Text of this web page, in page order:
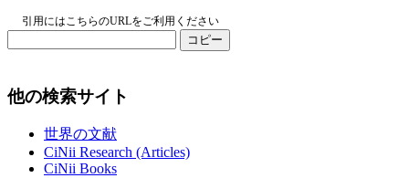
引用にはこちらのURLをご利用ください
コピー
他の検索サイト
世界の文献
CiNii Research (Articles)
CiNii Books